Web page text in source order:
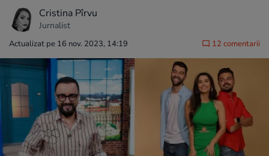
Cristina Pîrvu
Jurnalist
Actualizat pe 16 nov. 2023, 14:19 12 comentarii